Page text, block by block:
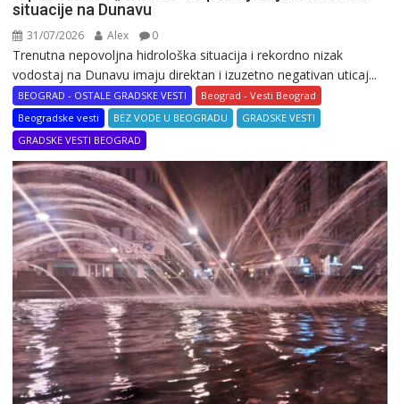
situacije na Dunavu
31/07/2026 Alex 0
Trenutna nepovoljna hidrološka situacija i rekordno nizak
vodostaj na Dunavu imaju direktan i izuzetno negativan uticaj...
BEOGRAD - OSTALE GRADSKE VESTI
Beograd - Vesti Beograd
Beogradske vesti
BEZ VODE U BEOGRADU
GRADSKE VESTI
GRADSKE VESTI BEOGRAD